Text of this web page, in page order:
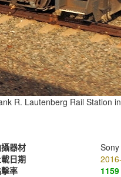
R. Lautenberg Rail Station
器材
日期
率
1159